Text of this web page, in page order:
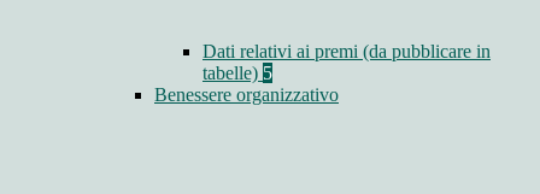
Dati relativi ai premi (da pubblicare in
tabelle) 5
Benessere organizzativo